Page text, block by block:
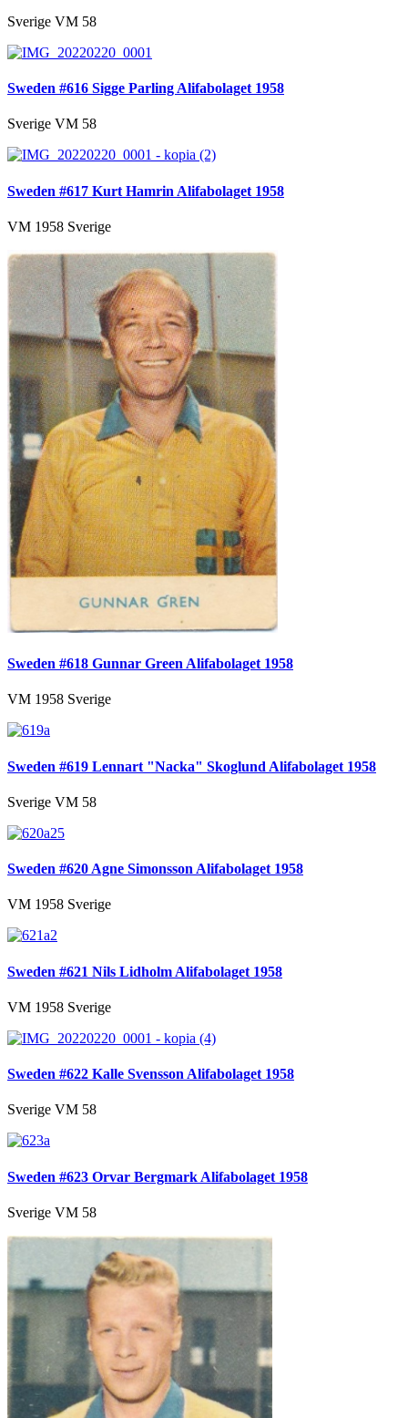
Sverige VM 58
Sweden #616 Sigge Parling Alifabolaget 1958
Sverige VM 58
Sweden #617 Kurt Hamrin Alifabolaget 1958
VM 1958 Sverige
Sweden #618 Gunnar Green Alifabolaget 1958
VM 1958 Sverige
Sweden #619 Lennart "Nacka" Skoglund Alifabolaget 1958
Sverige VM 58
Sweden #620 Agne Simonsson Alifabolaget 1958
VM 1958 Sverige
Sweden #621 Nils Lidholm Alifabolaget 1958
VM 1958 Sverige
Sweden #622 Kalle Svensson Alifabolaget 1958
Sverige VM 58
Sweden #623 Orvar Bergmark Alifabolaget 1958
Sverige VM 58